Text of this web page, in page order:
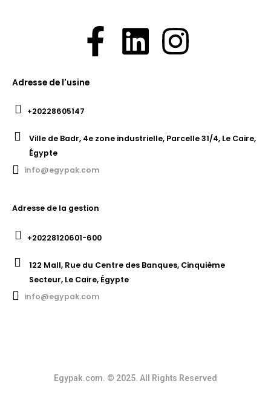
Adresse de l'usine
+20228605147
Ville de Badr, 4e zone industrielle, Parcelle 31/4, Le Caire,
Égypte
info@egypak.com
Adresse de la gestion
+20228120601-600
122 Mall, Rue du Centre des Banques, Cinquième
Secteur, Le Caire, Égypte
info@egypak.com
Egypak.com. © 2025. All Rights Reserved